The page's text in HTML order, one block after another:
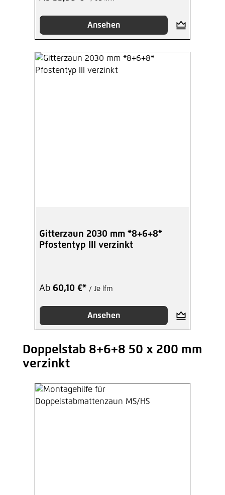
Ansehen
Gitterzaun 2030 mm *8+6+8*
Pfostentyp III verzinkt
Ab 60,10 €* / Je lfm
Ansehen
Produktgalerie überspringen
Doppelstab 8+6+8 50 x 200 mm
verzinkt